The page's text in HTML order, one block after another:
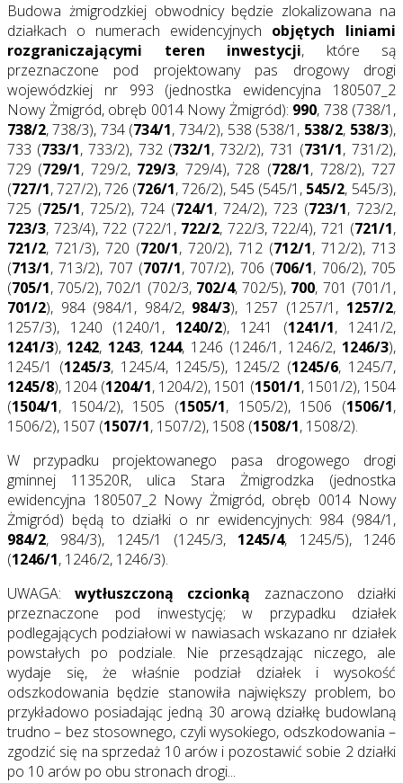
Budowa żmigrodzkiej obwodnicy będzie zlokalizowana na
działkach o numerach ewidencyjnych objętych liniami
rozgraniczającymi teren inwestycji, które są
przeznaczone pod projektowany pas drogowy drogi
wojewódzkiej nr 993 (jednostka ewidencyjna 180507_2
Nowy Żmigród, obręb 0014 Nowy Żmigród): 990, 738 (738/1,
738/2, 738/3), 734 (734/1, 734/2), 538 (538/1, 538/2, 538/3),
733 (733/1, 733/2), 732 (732/1, 732/2), 731 (731/1, 731/2),
729 (729/1, 729/2, 729/3, 729/4), 728 (728/1, 728/2), 727
(727/1, 727/2), 726 (726/1, 726/2), 545 (545/1, 545/2, 545/3),
725 (725/1, 725/2), 724 (724/1, 724/2), 723 (723/1, 723/2,
723/3, 723/4), 722 (722/1, 722/2, 722/3, 722/4), 721 (721/1,
721/2, 721/3), 720 (720/1, 720/2), 712 (712/1, 712/2), 713
(713/1, 713/2), 707 (707/1, 707/2), 706 (706/1, 706/2), 705
(705/1, 705/2), 702/1 (702/3, 702/4, 702/5), 700, 701 (701/1,
701/2), 984 (984/1, 984/2, 984/3), 1257 (1257/1, 1257/2,
1257/3), 1240 (1240/1, 1240/2), 1241 (1241/1, 1241/2,
1241/3), 1242, 1243, 1244, 1246 (1246/1, 1246/2, 1246/3),
1245/1 (1245/3, 1245/4, 1245/5), 1245/2 (1245/6, 1245/7,
1245/8), 1204 (1204/1, 1204/2), 1501 (1501/1, 1501/2), 1504
(1504/1, 1504/2), 1505 (1505/1, 1505/2), 1506 (1506/1,
1506/2), 1507 (1507/1, 1507/2), 1508 (1508/1, 1508/2).
W przypadku projektowanego pasa drogowego drogi
gminnej 113520R, ulica Stara Żmigrodzka (jednostka
ewidencyjna 180507_2 Nowy Żmigród, obręb 0014 Nowy
Żmigród) będą to działki o nr ewidencyjnych: 984 (984/1,
984/2, 984/3), 1245/1 (1245/3, 1245/4, 1245/5), 1246
(1246/1, 1246/2, 1246/3).
UWAGA: wytłuszczoną czcionką zaznaczono działki
przeznaczone pod inwestycję; w przypadku działek
podlegających podziałowi w nawiasach wskazano nr działek
powstałych po podziale. Nie przesądzając niczego, ale
wydaje się, że właśnie podział działek i wysokość
odszkodowania będzie stanowiła największy problem, bo
przykładowo posiadając jedną 30 arową działkę budowlaną
trudno – bez stosownego, czyli wysokiego, odszkodowania –
zgodzić się na sprzedaż 10 arów i pozostawić sobie 2 działki
po 10 arów po obu stronach drogi...